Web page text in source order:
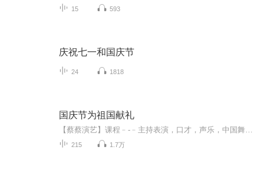
15 593
庆祝七一和国庆节
24 1818
国庆节为祖国献礼
215 1.7万